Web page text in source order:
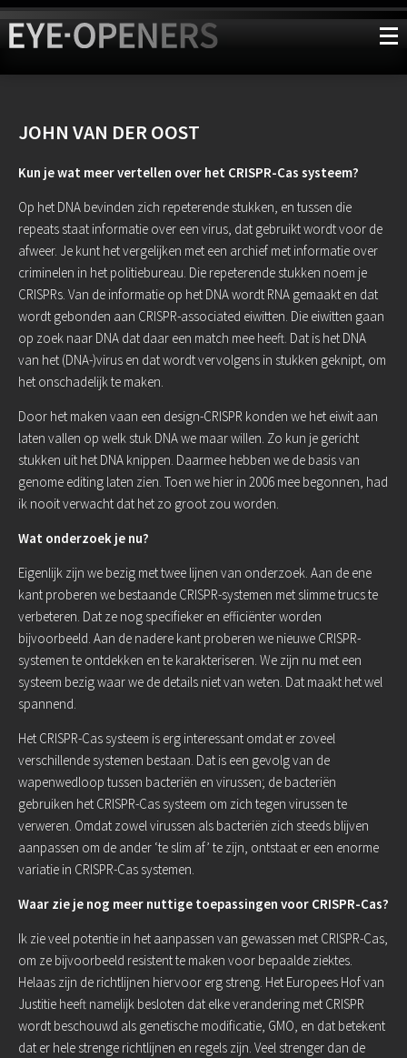
JOHN VAN DER OOST
Kun je wat meer vertellen over het CRISPR-Cas systeem?
Op het DNA bevinden zich repeterende stukken, en tussen die
repeats staat informatie over een virus, dat gebruikt wordt voor de
afweer. Je kunt het vergelijken met een archief met informatie over
criminelen in het politiebureau. Die repeterende stukken noem je
CRISPRs. Van de informatie op het DNA wordt RNA gemaakt en dat
wordt gebonden aan CRISPR-associated eiwitten. Die eiwitten gaan
op zoek naar DNA dat daar een match mee heeft. Dat is het DNA
van het (DNA-)virus en dat wordt vervolgens in stukken geknipt, om
het onschadelijk te maken.
Door het maken vaan een design-CRISPR konden we het eiwit aan
laten vallen op welk stuk DNA we maar willen. Zo kun je gericht
stukken uit het DNA knippen. Daarmee hebben we de basis van
genome editing laten zien. Toen we hier in 2006 mee begonnen, had
ik nooit verwacht dat het zo groot zou worden.
Wat onderzoek je nu?
Eigenlijk zijn we bezig met twee lijnen van onderzoek. Aan de ene
kant proberen we bestaande CRISPR-systemen met slimme trucs te
verbeteren. Dat ze nog specifieker en efficiënter worden
bijvoorbeeld. Aan de nadere kant proberen we nieuwe CRISPR-
systemen te ontdekken en te karakteriseren. We zijn nu met een
systeem bezig waar we de details niet van weten. Dat maakt het wel
spannend.
Het CRISPR-Cas systeem is erg interessant omdat er zoveel
verschillende systemen bestaan. Dat is een gevolg van de
wapenwedloop tussen bacteriën en virussen; de bacteriën
gebruiken het CRISPR-Cas systeem om zich tegen virussen te
verweren. Omdat zowel virussen als bacteriën zich steeds blijven
aanpassen om de ander ‘te slim af’ te zijn, ontstaat er een enorme
variatie in CRISPR-Cas systemen.
Waar zie je nog meer nuttige toepassingen voor CRISPR-Cas?
Ik zie veel potentie in het aanpassen van gewassen met CRISPR-Cas,
om ze bijvoorbeeld resistent te maken voor bepaalde ziektes.
Helaas zijn de richtlijnen hiervoor erg streng. Het Europees Hof van
Justitie heeft namelijk besloten dat elke verandering met CRISPR
wordt beschouwd als genetische modificatie, GMO, en dat betekent
dat er hele strenge richtlijnen en regels zijn. Veel strenger dan de